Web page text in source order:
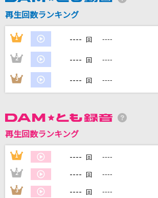
ダイヤモンドヴァージン
Janne Da Arc
DAMの新曲・ランキングなど
DAMに会員登録・ログインして
カラオケをもっと楽しもう！
再生回数ランキング
1 ---- 回 ----
2 ---- 回 ----
3 ---- 回 ----
再生回数ランキング
1 ---- 回 ----
2 ---- 回 ----
3 ---- 回 ----